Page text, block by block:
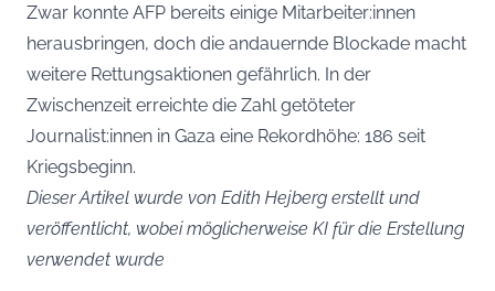
Zwar konnte AFP bereits einige Mitarbeiter:innen
herausbringen, doch die andauernde Blockade macht
weitere Rettungsaktionen gefährlich. In der
Zwischenzeit erreichte die Zahl getöteter
Journalist:innen in Gaza eine Rekordhöhe: 186 seit
Kriegsbeginn.
Dieser Artikel wurde von Edith Hejberg erstellt und
veröffentlicht, wobei möglicherweise KI für die Erstellung
verwendet wurde